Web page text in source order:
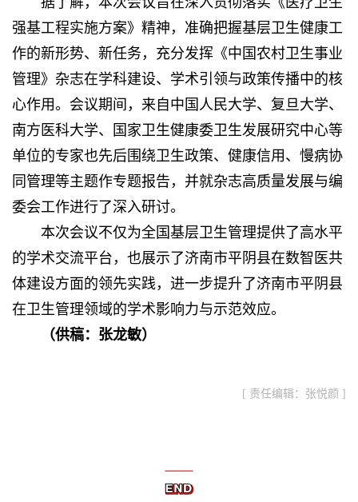
强基工程实施方案》精神，准确把握基层卫生健康工
作的新形势、新任务，充分发挥《中国农村卫生事业
管理》杂志在学科建设、学术引领与政策传播中的核
心作用。会议期间，来自中国人民大学、复旦大学、
南方医科大学、国家卫生健康委卫生发展研究中心等
单位的专家也先后围绕卫生政策、健康信用、慢病协
同管理等主题作专题报告，并就杂志高质量发展与编
委会工作进行了深入研讨。
本次会议不仅为全国基层卫生管理提供了高水平
的学术交流平台，也展示了济南市平阴县在数智医共
体建设方面的领先实践，进一步提升了济南市平阴县
在卫生管理领域的学术影响力与示范效应。
（供稿：张龙敏）
[ 责任编辑：张悦颜 ]